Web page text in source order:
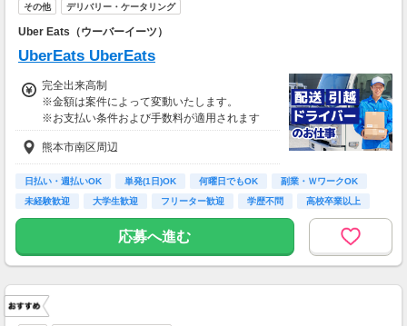
その他 デリバリー・ケータリング
Uber Eats（ウーバーイーツ）
UberEats UberEats
完全出来高制
※金額は案件によって変動いたします。
※お支払い条件および手数料が適用されます
熊本市南区周辺
日払い・週払いOK 単発(1日)OK 何曜日でもOK
副業・ＷワークOK
未経験歓迎
大学生歓迎 フリーター歓迎 学歴不問 高校卒業以上
応募へ進む